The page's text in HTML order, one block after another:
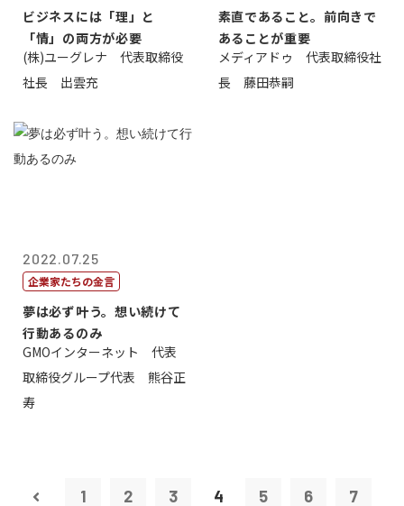
ビジネスには「理」と
「情」の両方が必要
(株)ユーグレナ 代表取締役
社長 出雲充
素直であること。前向きで
あることが重要
メディアドゥ 代表取締役社
長 藤田恭嗣
2022.07.25
企業家たちの金言
夢は必ず叶う。想い続けて
行動あるのみ
GMOインターネット 代表
取締役グループ代表 熊谷正
寿
1 2 3 4 5 6 7